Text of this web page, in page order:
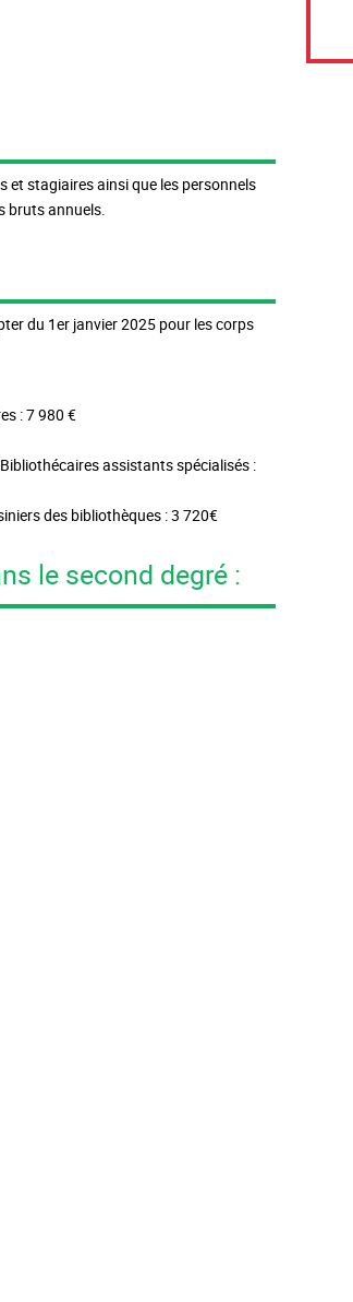
et stagiaires ainsi que les personnels
bruts annuels.
du 1er janvier 2025 pour les corps
: 7 980 €
assistants spécialisés :
des bibliothèques : 3 720€
le second degré :